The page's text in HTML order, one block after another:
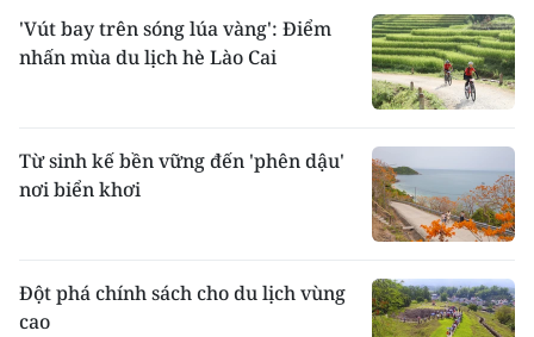
'Vút bay trên sóng lúa vàng': Điểm
nhấn mùa du lịch hè Lào Cai
Từ sinh kế bền vững đến 'phên dậu'
nơi biển khơi
Đột phá chính sách cho du lịch vùng
cao